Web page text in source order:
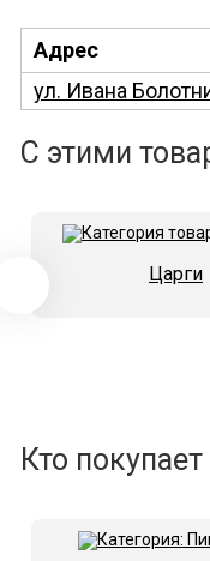
Адрес
ул. Ивана
С этими
Царги
Кто